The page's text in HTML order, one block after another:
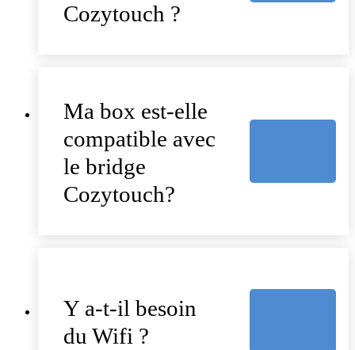
Cozytouch ?
Ma box est-elle
compatible avec
le bridge
Cozytouch?
Y a-t-il besoin
du Wifi ?